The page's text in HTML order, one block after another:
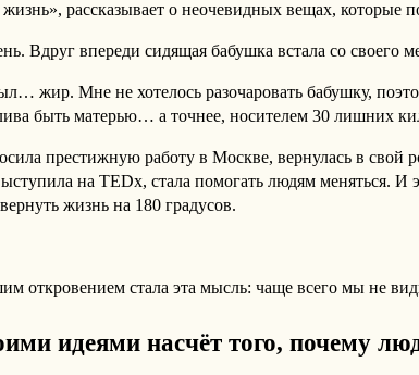
рассказывает о неочевидных вещах, которые
Вдруг впереди сидящая бабушка встала со
Мне не хотелось разочаровать бабушку,
быть матерью… а точнее, носителем 30 лишних
престижную работу в Москве, вернулась в
на TEDx, стала помогать людям меняться.
жизнь на 180 градусов.
откровением стала эта мысль: чаще всего мы не
идеями насчёт того, почему